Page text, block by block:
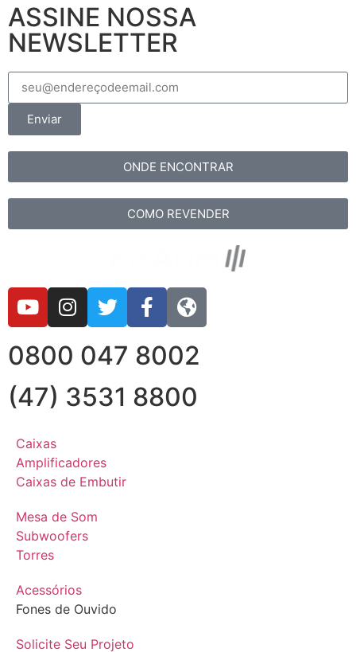
ASSINE NOSSA
NEWSLETTER
Enviar
ONDE ENCONTRAR
COMO REVENDER
0800 047 8002
(47) 3531 8800
Caixas
Amplificadores
Caixas de Embutir
Mesa de Som
Subwoofers
Torres
Acessórios
Fones de Ouvido
Solicite Seu Projeto